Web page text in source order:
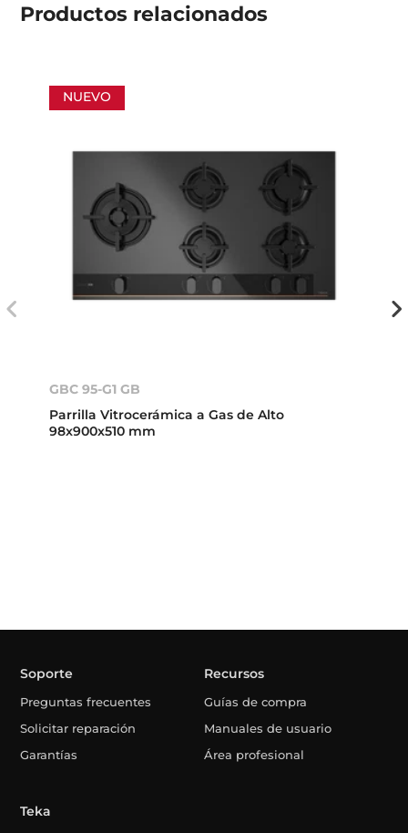
Productos relacionados
NUEVO
GBC 95-G1 GB
Parrilla Vitrocerámica a Gas de Alto
98x900x510 mm
Soporte
Preguntas frecuentes
Solicitar reparación
Garantías
Recursos
Guías de compra
Manuales de usuario
Área profesional
Teka